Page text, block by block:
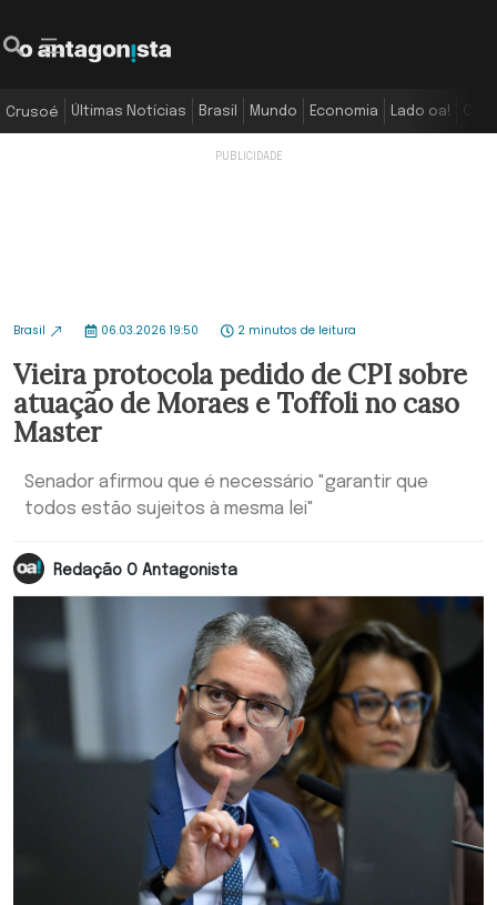
Crusoé Últimas Notícias Brasil Mundo Economia Lado oa!
Brasil 06.03.2026 19:50 2 minutos de leitura
Vieira protocola pedido de CPI sobre
atuação de Moraes e Toffoli no caso
Master
Senador afirmou que é necessário "garantir que
todos estão sujeitos à mesma lei"
Redação O Antagonista